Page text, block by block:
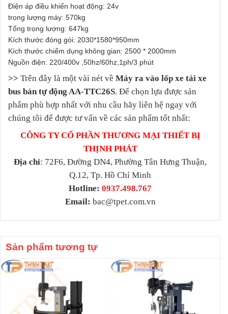
Điện áp điều khiển hoạt động: 24v
trọng lượng máy: 570kg
Tổng trọng lượng: 647kg
Kích thước đóng gói: 2030*1580*950mm
Kích thước chiếm dụng không gian: 2500 * 2000mm
Nguồn điện: 220/400v ,50hz/60hz,1ph/3 phút
>> Trên đây là một vài nét về Máy ra vào lốp xe tải xe
bus bán tự động AA-TTC26S. Để chọn lựa được sản
phẩm phù hợp nhất với nhu cầu hãy liên hệ ngay với
chúng tôi để được tư vấn về các sản phẩm tốt nhất:
CÔNG TY CỔ PHẦN THƯƠNG MẠI THIẾT BỊ
THỊNH PHÁT
Địa chỉ: 72F6, Đường DN4, Phường Tân Hưng Thuận,
Q.12, Tp. Hồ Chí Minh
Hotline: 0937.498.767
Email: bac@tpet.com.vn
Sản phẩm tương tự